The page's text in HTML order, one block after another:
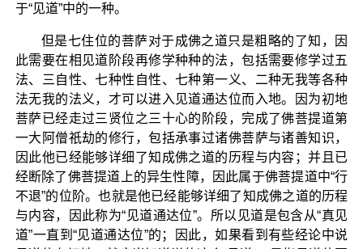
于“见道”中的一种。
但是七住位的菩萨对于成佛之道只是粗略的了知，因
此需要在相见道阶段再修学种种的法，包括需要修学过五
法、三自性、七种性自性、七种第一义、二种无我等各种
法无我的法义，才可以进入见道通达位而入地。因为初地
菩萨已经走过三贤位之三十心的阶段，完成了佛菩提道第
一大阿僧祇劫的修行，包括承事过诸佛菩萨与诸善知识，
因此他已经能够详细了知成佛之道的历程与内容；并且已
经断除了佛菩提道上的异生性障，因此属于佛菩提道中“行
不退”的位阶。也就是他已经能够详细了知成佛之道的历程
与内容，因此称为“见道通达位”。所以见道是包含从“真见
道”一直到“见道通达位”的；因此，如果看到有些经论中说